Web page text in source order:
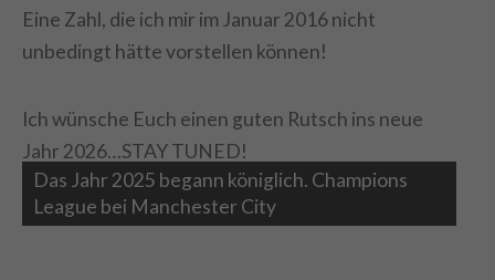
Eine Zahl, die ich mir im Januar 2016 nicht
unbedingt hätte vorstellen können!
Ich wünsche Euch einen guten Rutsch ins neue
Jahr 2026…STAY TUNED!
Das Jahr 2025 begann königlich. Champions
League bei Manchester City